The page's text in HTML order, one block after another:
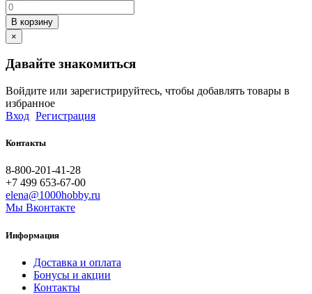
В корзину
×
Давайте знакомиться
Войдите или зарегистрируйтесь, чтобы добавлять товары в
избранное
Вход Регистрация
Контакты
8-800-201-41-28
+7 499 653-67-00
elena@1000hobby.ru
Мы Вконтакте
Информация
Доставка и оплата
Бонусы и акции
Контакты